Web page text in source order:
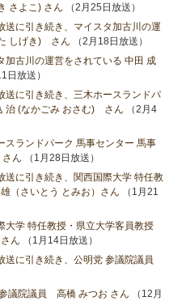
さよこ) さん （2月25日放送）
送に引き続き、マイスタ加古川の運
しげき) さん （2月18日放送）
加古川の運営をされている 中田 成
日放送）
送に引き続き、三木ホースランドパ
治 (なかごみ おさむ) さん （2月4
スランドパーク 馬事センター 馬事
ん （1月28日放送）
送に引き続き、関西国際大学 特任教
（さいとう とみお）さん （1月21
大学 特任教授・県立大学客員教授
ん （1月14日放送）
送に引き続き、公明党 参議院議員
議院議員 高橋 みつお さん （12月